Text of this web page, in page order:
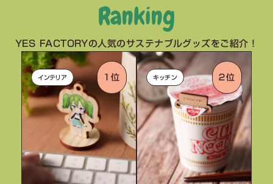
Ranking
YES FACTORYの人気のサステナブルグッズをご紹介！
インテリア １位 キッチン ２位